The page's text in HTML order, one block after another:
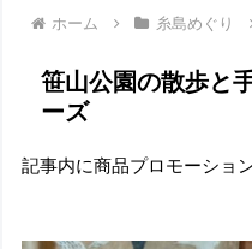
ホーム 糸島めぐり
笹山公園の散歩と
ーズ
記事内に商品プロモーショ